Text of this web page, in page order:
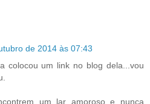
de 2014 às 07:43
colocou um link no blog dela...vou
um lar amoroso e nunca